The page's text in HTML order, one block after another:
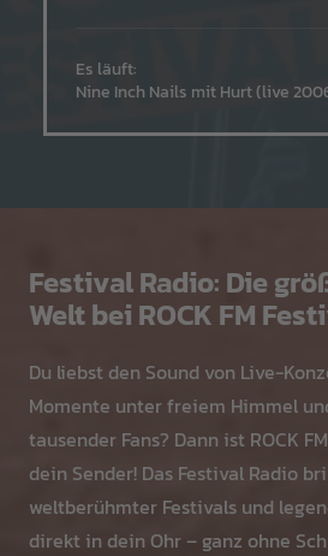
Es läuft:
Nine Inch Nails mit Hurt (live
Festival Radio: Die
Welt bei ROCK FM
Du liebst den Sound von Live-
Momente unter freiem Himmel
tausender Fans? Dann ist ROCK
dein Sender! Das Festival Radio
weltberühmter Festivals und
direkt in dein Ohr – ganz ohne